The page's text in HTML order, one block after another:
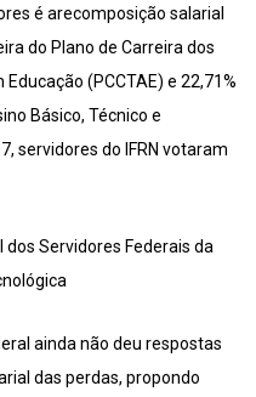
é arecomposição salarial
do Plano de Carreira dos
(PCCTAE) e 22,71%
Básico, Técnico e
servidores do IFRN votaram
dos Servidores Federais da
ainda não deu respostas
das perdas, propondo